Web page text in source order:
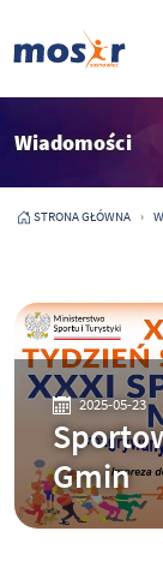
Wiadomości
STRONA GŁÓWNA
2025-05-23
Gmin